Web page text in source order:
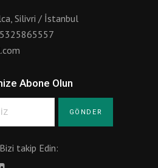
Silivri / İstanbul
Abone Olun
takip Edin: